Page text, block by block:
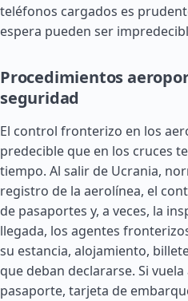
teléfonos cargados es
espera pueden ser
Procedimientos
seguridad
El control fronterizo en los
predecible que en los cruces
tiempo. Al salir de Ucrania,
registro de la aerolínea, el
de pasaportes y, a veces, la
llegada, los agentes
su estancia, alojamiento,
que deban declararse. Si
pasaporte, tarjeta de